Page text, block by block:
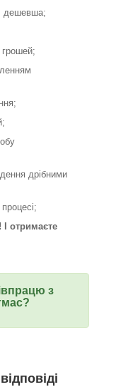
дешевша;
грошей;
дрібними
І отримаєте
з